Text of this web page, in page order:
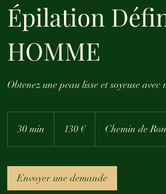
Épilation
HOMME
Obtenez une peau lisse et soyeuse
30 min
0
n
130 € Chemin de
Envoyer une demande